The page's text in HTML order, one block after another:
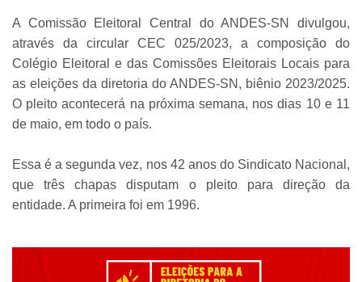
A Comissão Eleitoral Central do ANDES-SN divulgou,
através da circular CEC 025/2023, a composição do
Colégio Eleitoral e das Comissões Eleitorais Locais para
as eleições da diretoria do ANDES-SN, biênio 2023/2025.
O pleito acontecerá na próxima semana, nos dias 10 e 11
de maio, em todo o país.
Essa é a segunda vez, nos 42 anos do Sindicato Nacional,
que três chapas disputam o pleito para direção da
entidade. A primeira foi em 1996.